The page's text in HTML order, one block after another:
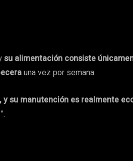
su alimentación consiste
una vez por semana.
y su manutención es realmente